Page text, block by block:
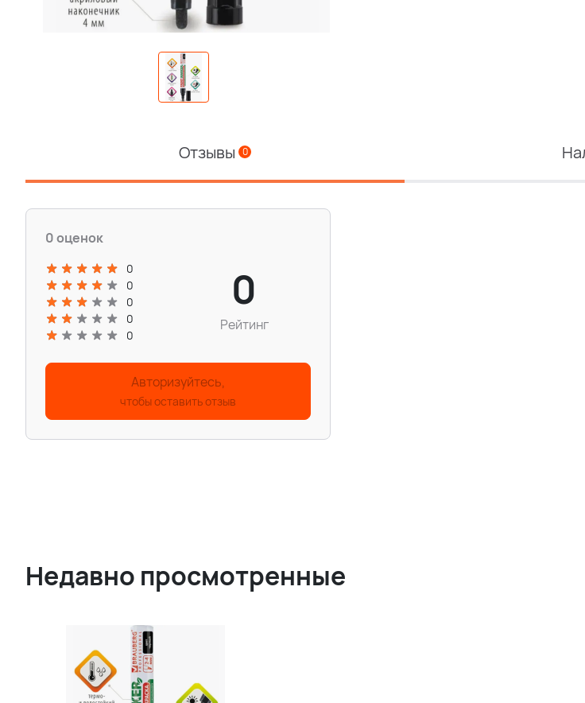
Отзывы 0
0 оценок
0
0
0
0
0
0
Рейтинг
Авторизуйтесь,
чтобы оставить отзыв
Недавно просмотренные